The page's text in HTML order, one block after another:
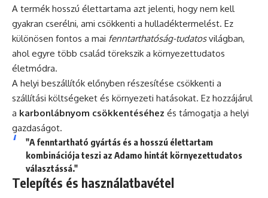
A termék hosszú élettartama azt jelenti, hogy nem kell
gyakran cserélni, ami csökkenti a hulladéktermelést. Ez
különösen fontos a mai fenntarthatóság-tudatosvilágban,
ahol egyre több család törekszik a környezettudatos
életmódra.
A helyi beszállítók előnyben részesítése csökkenti a
szállítási költségeket és környezeti hatásokat. Ez hozzájárul
a karbonlábnyom csökkentéséhez és támogatja a helyi
gazdaságot.
"A fenntartható gyártás és a hosszú élettartam
kombinációja teszi az Adamo hintát környezettudatos
választássá."
Telepítés és használatbavétel